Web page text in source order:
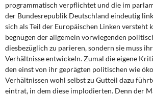
programmatisch verpflichtet und die im
der Bundesrepublik Deutschland eindeutig
sich als Teil der Europäischen Linken versteht
begnügen der allgemein vorwiegenden
diesbezüglich zu parieren, sondern sie muss
Verhältnisse entwickeln. Zumal die eigene
den einst von ihr geprägten politischen wie
Verhältnissen wohl selbst zu Gutteil dazu
eintrat, in dem diese implodierten. Denn der